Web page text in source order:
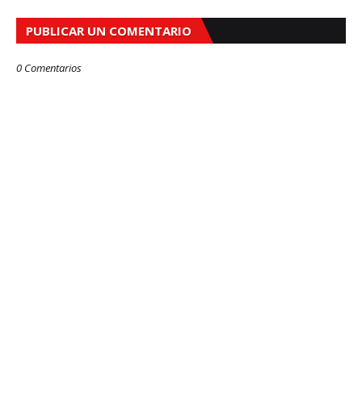
PUBLICAR UN COMENTARIO
0 Comentarios